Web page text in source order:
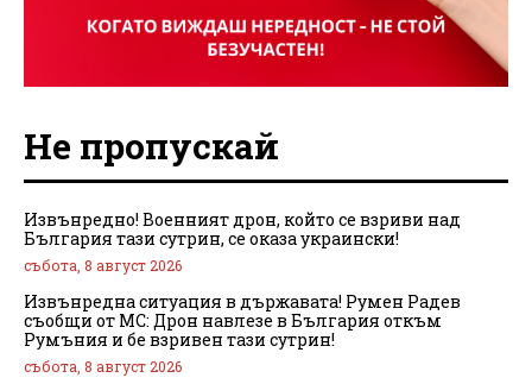
Не пропускай
Извънредно! Военният дрон, който се взриви над
България тази сутрин, се оказа украински!
събота, 8 август 2026
Извънредна ситуация в държавата! Румен Радев
съобщи от МС: Дрон навлезе в България откъм
Румъния и бе взривен тази сутрин!
събота, 8 август 2026